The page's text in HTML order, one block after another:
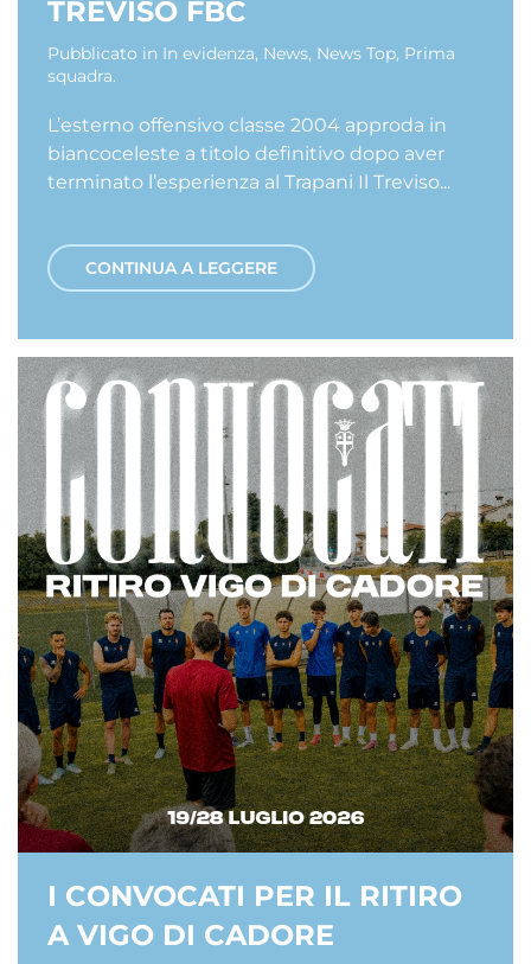
TREVISO FBC
Pubblicato in In evidenza, News, News Top, Prima
squadra.
L’esterno offensivo classe 2004 approda in
biancoceleste a titolo definitivo dopo aver
terminato l’esperienza al Trapani Il Treviso...
CONTINUA A LEGGERE
I CONVOCATI PER IL RITIRO
A VIGO DI CADORE